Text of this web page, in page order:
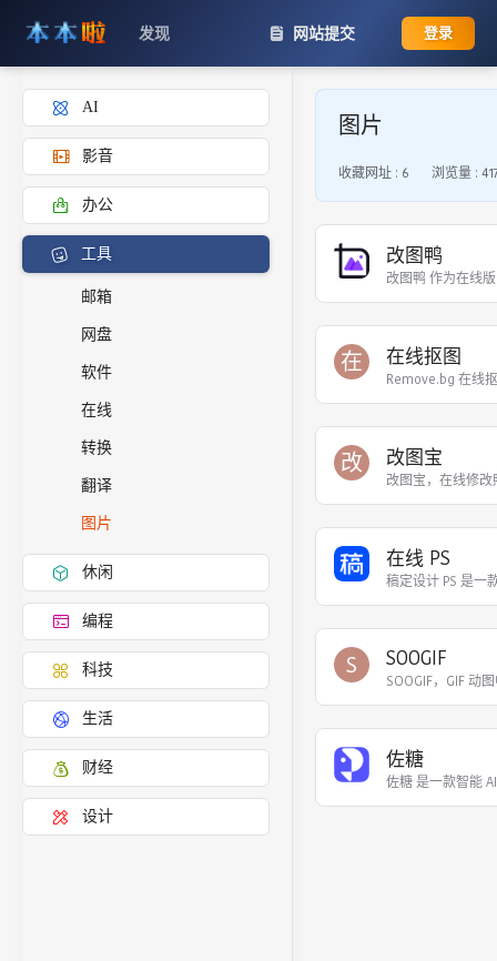
发现 网站提交 登录
AI
影音
办公
工具
邮箱
网盘
软件
在线
转换
翻译
图片
休闲
编程
科技
生活
财经
设计
图片
收藏网址 : 6 浏览量 :
改图鸭
改图鸭 作为在线
在 在线抠图
Remove.bg 在线
改 改图宝
改图宝，在线修
在线 PS
稿定设计 PS 是一
S SOOGIF
SOOGIF，GIF 动
佐糖
佐糖 是一款智能